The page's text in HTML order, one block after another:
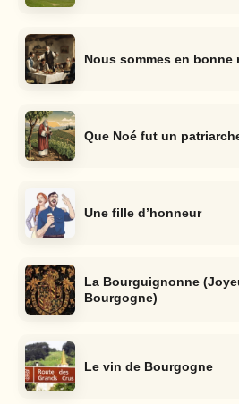
Nous sommes en bonne
Que Noé fut un
Une fille d’honneur
La Bourguignonne
Bourgogne)
Le vin de Bourgogne